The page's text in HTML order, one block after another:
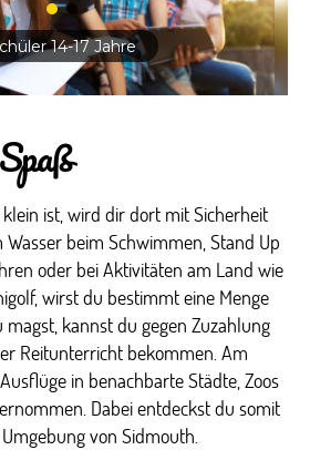
14-17 Jahre
ist, wird dir dort mit Sicherheit
beim Schwimmen, Stand Up
oder bei Aktivitäten am Land wie
wirst du bestimmt eine Menge
kannst du gegen Zuzahlung
Reitunterricht bekommen. Am
in benachbarte Städte, Zoos
Dabei entdeckst du somit
von Sidmouth.